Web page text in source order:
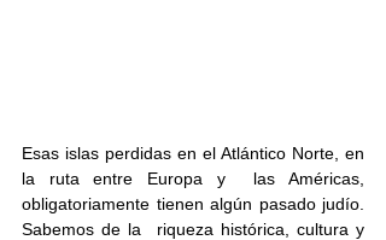
Esas islas perdidas en el Atlántico Norte, en
la ruta entre Europa y  las Américas,
obligatoriamente tienen algún pasado judío.
Sabemos de la  riqueza histórica, cultura y